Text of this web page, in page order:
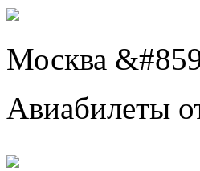
Москва
Авиабилеты